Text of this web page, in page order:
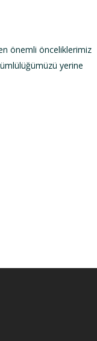
önemli önceliklerimiz
yerine